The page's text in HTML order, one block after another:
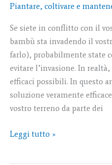
Piantare, coltivare e
Se siete in conflitto con il
bambù sta invadendo il
farlo), probabilmente state
evitare l’invasione. In
efficaci possibili. In questo
soluzione veramente
vostro terreno da parte dei
Leggi tutto »